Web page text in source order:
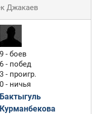
Джакаев
9 - боев
6 - побед
3 - проигр.
0 - ничья
Бактыгуль
Курманбекова